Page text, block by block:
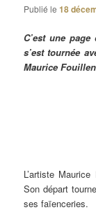
Publié le18
C’est une
s’est tournée
Maurice
L’artiste
Son départ
ses faïenceries.